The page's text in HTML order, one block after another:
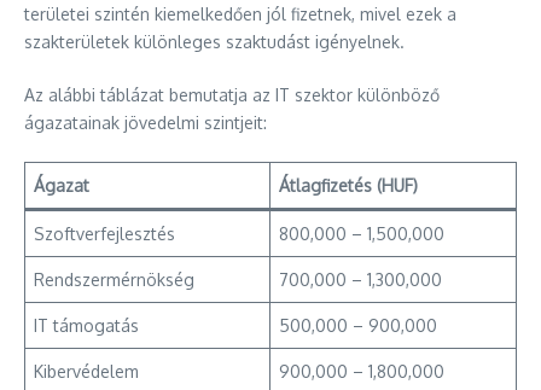
területei szintén kiemelkedően jól fizetnek, mivel ezek a
szakterületek különleges szaktudást igényelnek.
Az alábbi táblázat bemutatja az IT szektor különböző
ágazatainak jövedelmi szintjeit:
Ágazat Átlagfizetés (HUF)
Szoftverfejlesztés 800,000 – 1,500,000
Rendszermérnökség 700,000 – 1,300,000
IT támogatás 500,000 – 900,000
Kibervédelem 900,000 – 1,800,000